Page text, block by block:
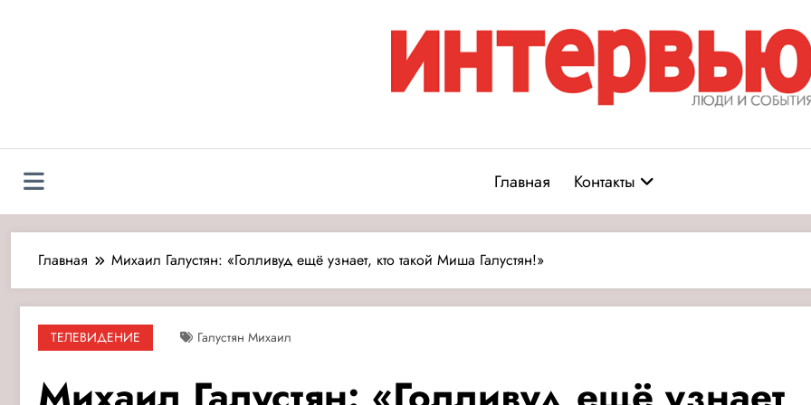
Журнал «Интервью: Люди и
Главная
Контакты
Главная Михаил Галустян: «Голливуд ещё узнает, кто такой Миша Галустян!»
ТЕЛЕВИДЕНИЕ Галустян Михаил